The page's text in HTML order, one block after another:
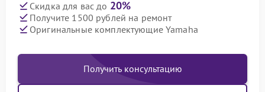
Скидка для вас до 20%
Получите 1500 рублей на ремонт
Оригинальные комплектующие Yamaha
Получить консультацию